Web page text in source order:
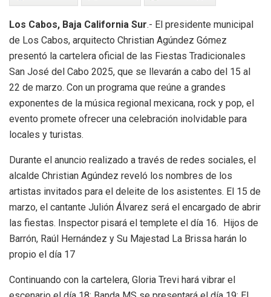
Los Cabos, Baja California Sur.- El presidente municipal
de Los Cabos, arquitecto Christian Agúndez Gómez
presentó la cartelera oficial de las Fiestas Tradicionales
San José del Cabo 2025, que se llevarán a cabo del 15 al
22 de marzo. Con un programa que reúne a grandes
exponentes de la música regional mexicana, rock y pop, el
evento promete ofrecer una celebración inolvidable para
locales y turistas.
Durante el anuncio realizado a través de redes sociales, el
alcalde Christian Agúndez reveló los nombres de los
artistas invitados para el deleite de los asistentes. El 15 de
marzo, el cantante Julión Álvarez será el encargado de abrir
las fiestas. Inspector pisará el templete el día 16. Hijos de
Barrón, Raúl Hernández y Su Majestad La Brissa harán lo
propio el día 17
Continuando con la cartelera, Gloria Trevi hará vibrar el